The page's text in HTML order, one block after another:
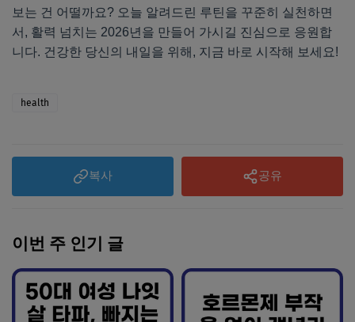
보는 건 어떨까요? 오늘 알려드린 루틴을 꾸준히 실천하면
서, 활력 넘치는 2026년을 만들어 가시길 진심으로 응원합
니다. 건강한 당신의 내일을 위해, 지금 바로 시작해 보세요!
health
복사 공유
이번 주 인기 글